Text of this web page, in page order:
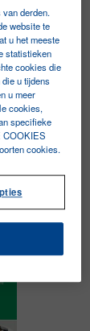
derden.
website te
u het meeste
statistieken
cookies die
u tijdens
u meer
cookies,
specifieke
COOKIES
cookies.